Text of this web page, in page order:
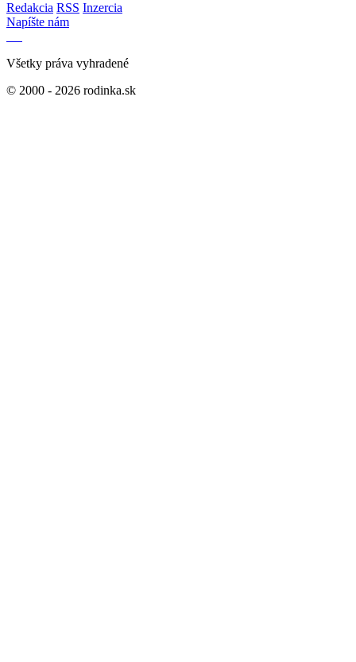
Redakcia RSS Inzercia
Napíšte nám
Všetky práva vyhradené
© 2000 - 2026 rodinka.sk